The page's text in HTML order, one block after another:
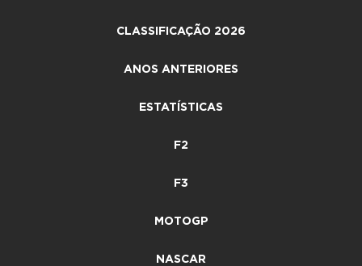
CLASSIFICAÇÃO 2026
ANOS ANTERIORES
ESTATÍSTICAS
F2
F3
MOTOGP
NASCAR